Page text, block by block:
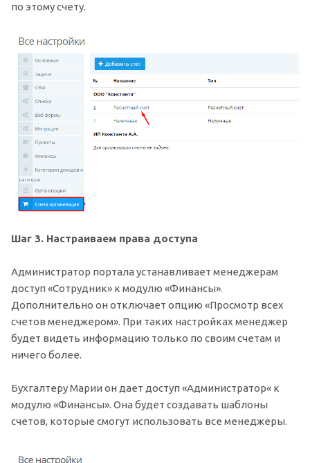
по этому счету.
Шаг 3. Настраиваем права доступа
Администратор портала устанавливает менеджерам
доступ «Сотрудник» к модулю «Финансы».
Дополнительно он отключает опцию «Просмотр всех
счетов менеджером». При таких настройках менеджер
будет видеть информацию только по своим счетам и
ничего более.
Бухгалтеру Марии он дает доступ «Администратор« к
модулю «Финансы». Она будет создавать шаблоны
счетов, которые смогут использовать все менеджеры.